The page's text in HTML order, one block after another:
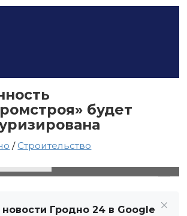
будет
/Строительство
Гродно 24 в Google